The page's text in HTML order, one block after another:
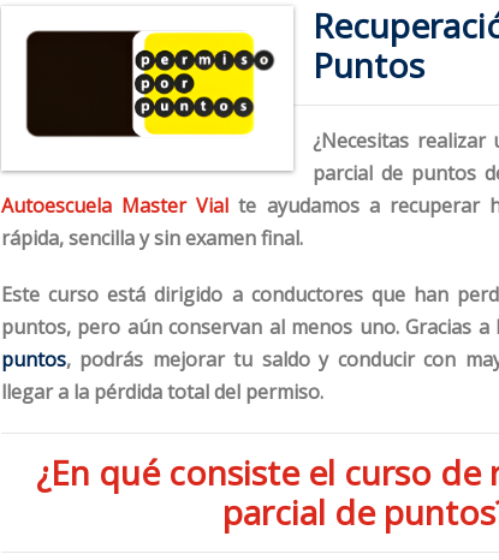
Puntos
¿Necesitas realizar
parcial de puntos
Autoescuela Master Vial te ayudamos a recuperar
rápida, sencilla y sin examen final.
Este curso está dirigido a conductores que han
puntos, pero aún conservan al menos uno. Gracias a
puntos, podrás mejorar tu saldo y conducir con
llegar a la pérdida total del permiso.
¿En qué consiste el curso de
parcial de